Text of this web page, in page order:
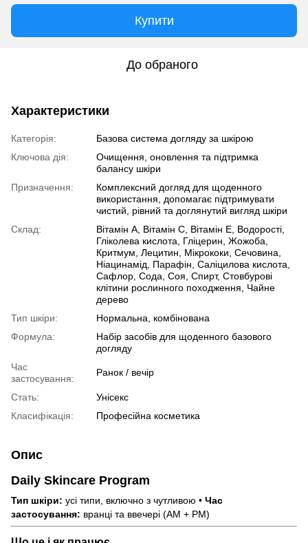
Купити
До обраного
Характеристики
Категорія:
Базова система догляду за шкірою
Ключова дія:
Очищення, оновлення та підтримка
балансу шкіри
Призначення:
Комплексний догляд для щоденного
використання, допомагає підтримувати
чистий, рівний та доглянутий вигляд шкіри
Склад:
Вітамін A, Вітамін C, Вітамін E, Водорості,
Гліколева кислота, Гліцерин, Жожоба,
Критмум, Лецитин, Мікрококи, Сечовина,
Ніацинамід, Парафін, Саліцилова кислота,
Сафлор, Сода, Соя, Спирт, Стовбурові
клітини рослинного походження, Чайне
дерево
Тип шкіри:
Нормальна, комбінована
Формула:
Набір засобів для щоденного базового
догляду
Час
застосування:
Ранок / вечір
Стать:
Унісекс
Класифікація:
Професійна косметика
Опис
Daily Skincare Program
Тип шкіри: усі типи, включно з чутливою • Час
застосування: вранці та ввечері (AM + PM)